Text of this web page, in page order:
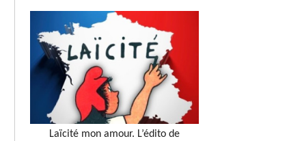
Laïcité mon amour. L’édito de